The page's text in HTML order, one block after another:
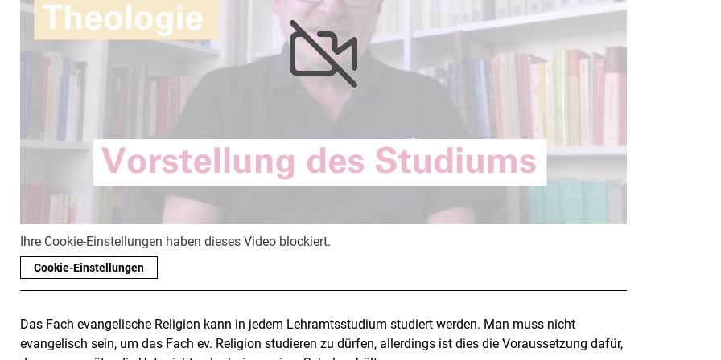
Ihre Cookie-Einstellungen haben dieses Video blockiert.
Cookie-Einstellungen
Das Fach evangelische Religion kann in jedem Lehramtsstudium studiert werden. Man muss nicht
evangelisch sein, um das Fach ev. Religion studieren zu dürfen, allerdings ist dies die Voraussetzung dafür,